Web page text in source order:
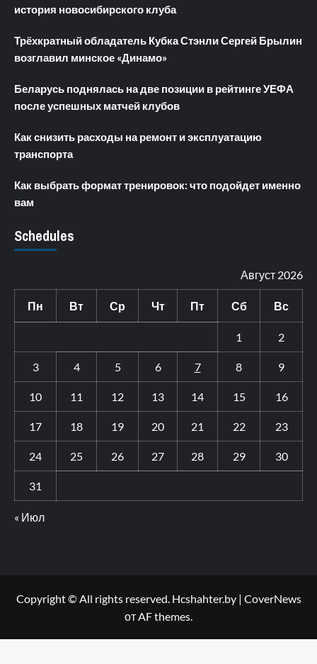
история новосибирского клуба
Трёхкратный обладатель Кубка Стэнли Сергей Брылин
возглавил минское «Динамо»
Беларусь поднялась на две позиции в рейтинге УЕФА
после успешных матчей клубов
Как снизить расходы на ремонт и эксплуатацию
транспорта
Как выбрать формат тренировок: что подойдет именно
вам
Schedules
Август 2026
Пн Вт Ср Чт Пт Сб Вс
1 2
3 4 5 6 7 8 9
10 11 12 13 14 15 16
17 18 19 20 21 22 23
24 25 26 27 28 29 30
31
« Июл
Copyright © All rights reserved. Hcshahter.by | CoverNews
от AF themes.